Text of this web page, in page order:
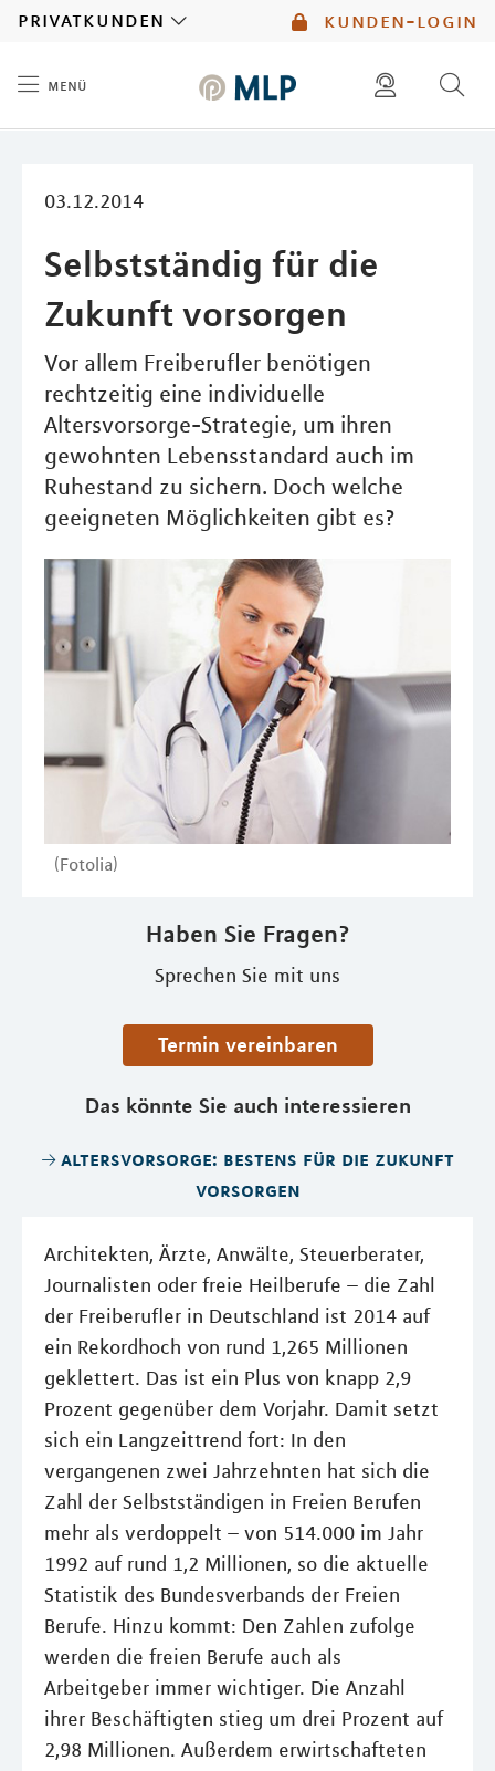
kunden-login
privatkunden
menü
03.12.2014
Selbstständig für die
Zukunft vorsorgen
Vor allem Freiberufler benötigen
rechtzeitig eine individuelle
Altersvorsorge-Strategie, um ihren
gewohnten Lebensstandard auch im
Ruhestand zu sichern. Doch welche
geeigneten Möglichkeiten gibt es?
(Fotolia)
Haben Sie Fragen?
Sprechen Sie mit uns
Termin vereinbaren
Das könnte Sie auch interessieren
altersvorsorge: bestens für die zukunft
vorsorgen
Architekten, Ärzte, Anwälte, Steuerberater,
Journalisten oder freie Heilberufe – die Zahl
der Freiberufler in Deutschland ist 2014 auf
ein Rekordhoch von rund 1,265 Millionen
geklettert. Das ist ein Plus von knapp 2,9
Prozent gegenüber dem Vorjahr. Damit setzt
sich ein Langzeittrend fort: In den
vergangenen zwei Jahrzehnten hat sich die
Zahl der Selbstständigen in Freien Berufen
mehr als verdoppelt – von 514.000 im Jahr
1992 auf rund 1,2 Millionen, so die aktuelle
Statistik des Bundesverbands der Freien
Berufe. Hinzu kommt: Den Zahlen zufolge
werden die freien Berufe auch als
Arbeitgeber immer wichtiger. Die Anzahl
ihrer Beschäftigten stieg um drei Prozent auf
2,98 Millionen. Außerdem erwirtschafteten